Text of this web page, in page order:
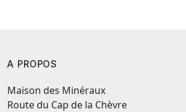
A PROPOS
Maison des Minéraux
Route du Cap de la Chèvre